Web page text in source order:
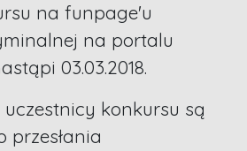
na funpage'u
na portalu
03.03.2018.
konkursu są
przesłania